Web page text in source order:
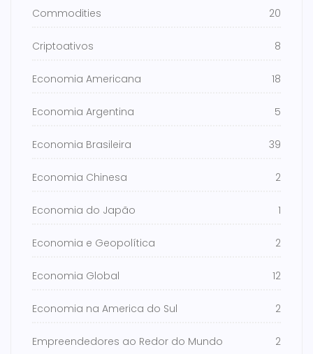
Commodities 20
Criptoativos 8
Economia Americana 18
Economia Argentina 5
Economia Brasileira 39
Economia Chinesa 2
Economia do Japão 1
Economia e Geopolítica 2
Economia Global 12
Economia na America do Sul 2
Empreendedores ao Redor do Mundo 2